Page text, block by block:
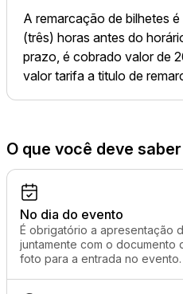
A remarcação de bilhetes
(três) horas antes do
prazo, é cobrado valor de
valor tarifa a titulo de
O que você deve saber
No dia do evento
É obrigatório a apresentação
juntamente com o documento
foto para a entrada no evento.